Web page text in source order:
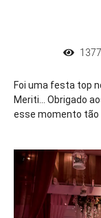
1377
Foi uma festa top
Meriti... Obrigado
esse momento tão